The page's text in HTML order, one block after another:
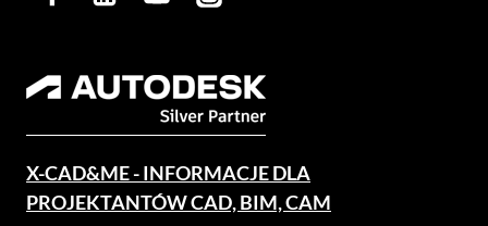
X-CAD&ME - INFORMACJE DLA
PROJEKTANTÓW CAD, BIM, CAM